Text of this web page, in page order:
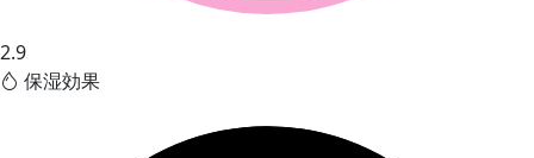
2.9
保湿効果